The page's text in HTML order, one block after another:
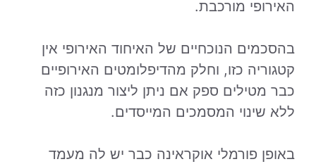
האירופי מורכבת.
בהסכמים הנוכחיים של האיחוד האירופי אין
קטגוריה כזו, וחלק מהדיפלומטים האירופיים
כבר מטילים ספק אם ניתן ליצור מנגנון כזה
ללא שינוי המסמכים המייסדים.
באופן פורמלי אוקראינה כבר יש לה מעמד